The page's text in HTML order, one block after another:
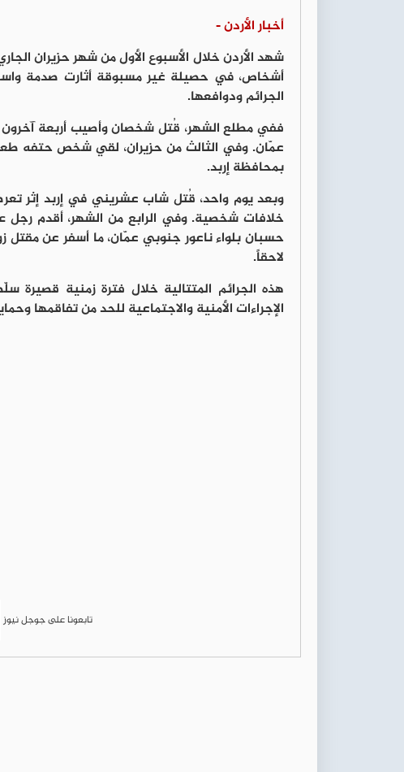
أخبار الأردن -
أشخاص، في حصيلة غير مسبوقة أثارت صدمة
الجرائم ودوافعها.
ففي مطلع الشهر، قُتل شخصان وأصيب أربعة
عمّان. وفي الثالث من حزيران، لقي شخص حتفه
بمحافظة إربد.
وبعد يوم واحد، قُتل شاب عشريني في إربد إثر
خلافات شخصية. وفي الرابع من الشهر، أقدم
حسبان بلواء ناعور جنوبي عمّان، ما أسفر عن مقتل
لاحقاً.
هذه الجرائم المتتالية خلال فترة زمنية قصيرة
الإجراءات الأمنية والاجتماعية للحد من تفاقمها
تابعونا على جوجل نيوز